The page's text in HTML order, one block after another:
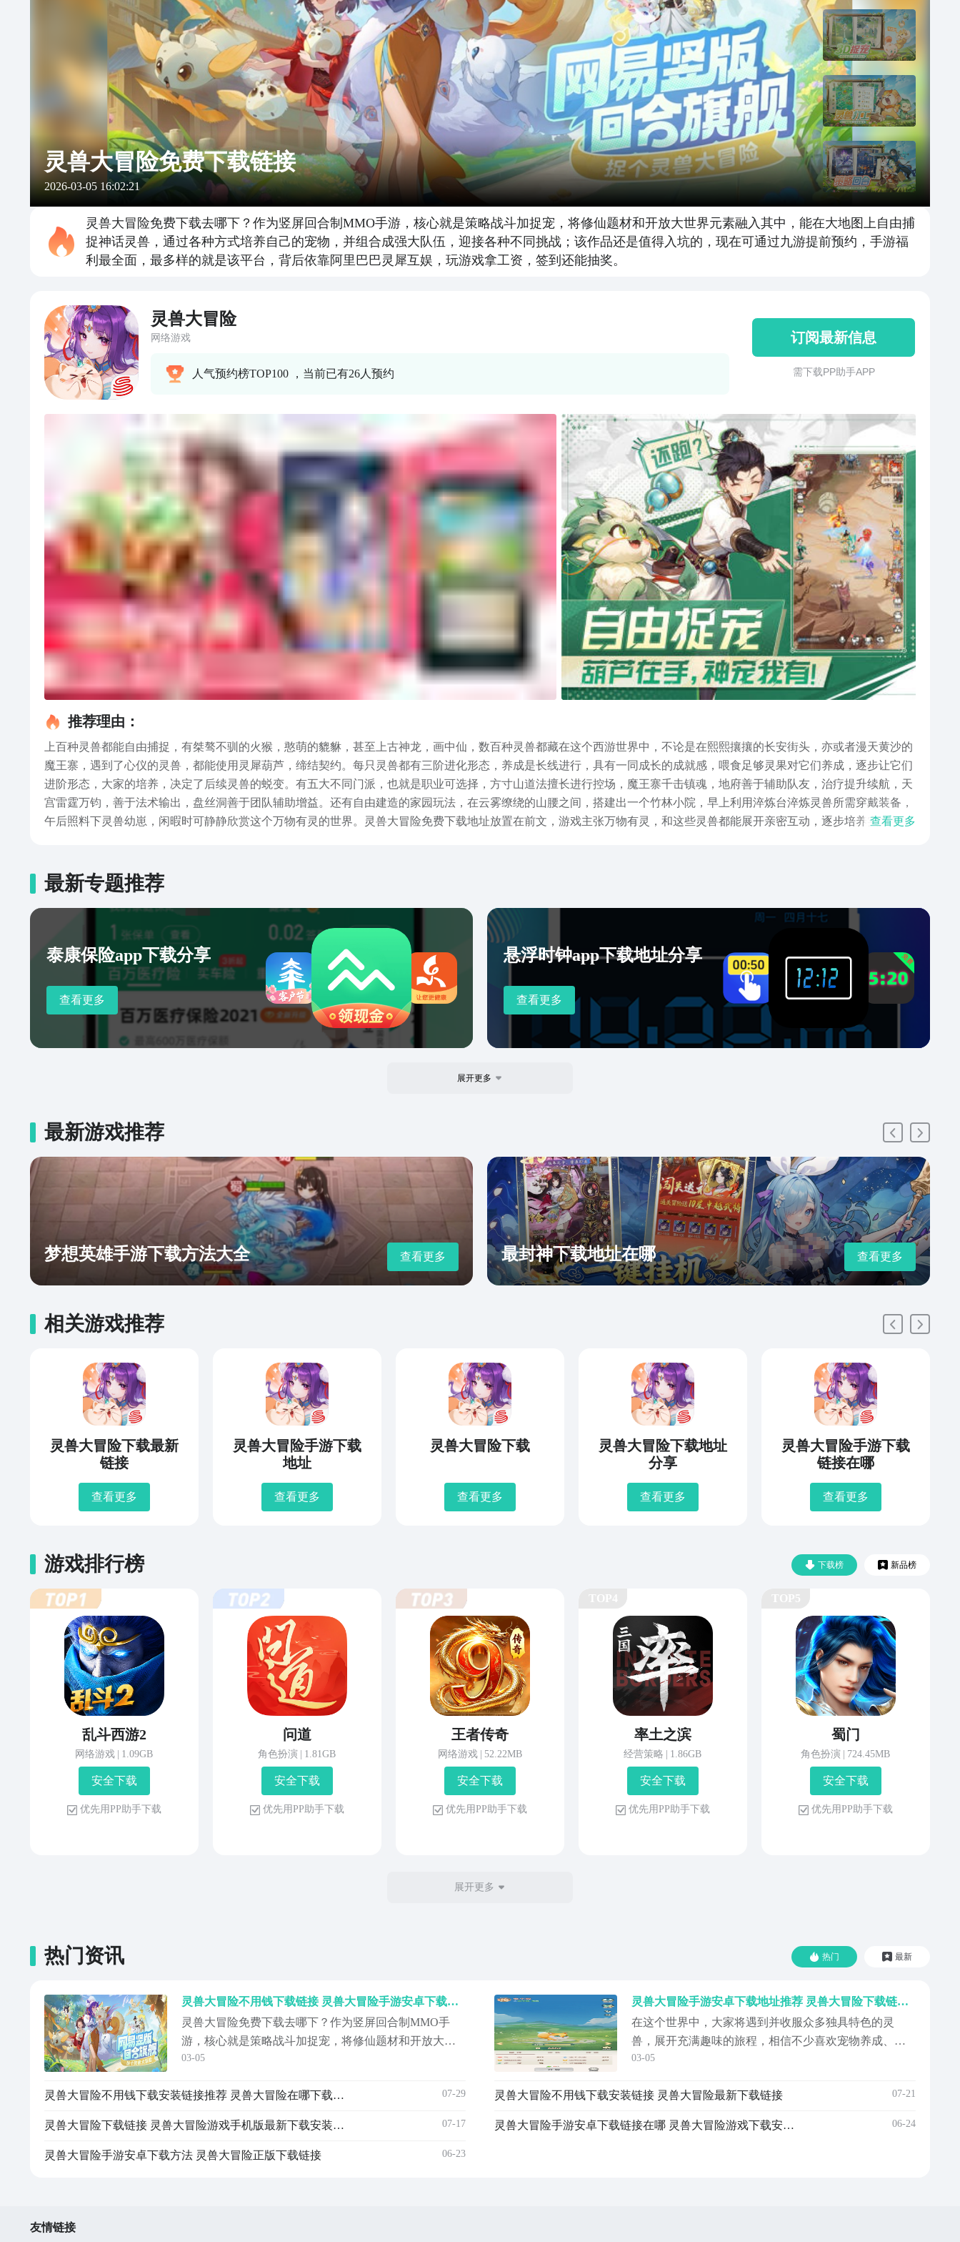
灵兽大冒险免费下载链接
2026-03-05 16:02:21
灵兽大冒险免费下载去哪下？作为竖屏回合制MMO手游，核心就是策略战斗加捉宠，将修仙题材和开放大世界元素融入其中，能在大地图上自由捕
捉神话灵兽，通过各种方式培养自己的宠物，并组合成强大队伍，迎接各种不同挑战；该作品还是值得入坑的，现在可通过九游提前预约，手游福
利最全面，最多样的就是该平台，背后依靠阿里巴巴灵犀互娱，玩游戏拿工资，签到还能抽奖。
灵兽大冒险
网络游戏
人气预约榜TOP100 ，当前已有26人预约
订阅最新信息
需 下 载 P P 助 手 A P P
推荐理由：
上百种灵兽都能自由捕捉，有桀骜不驯的火猴，憨萌的貔貅，甚至上古神龙，画中仙，数百种灵兽都藏在这个西游世界中，不论是在熙熙攘攘的长安街头，亦或者漫天黄沙的
魔王寨，遇到了心仪的灵兽，都能使用灵犀葫芦，缔结契约。每只灵兽都有三阶进化形态，养成是长线进行，具有一同成长的成就感，喂食足够灵果对它们养成，逐步让它们
进阶形态，大家的培养，决定了后续灵兽的蜕变。有五大不同门派，也就是职业可选择，方寸山道法擅长进行控场，魔王寨千击镇魂，地府善于辅助队友，治疗提升续航，天
宫雷霆万钧，善于法术输出，盘丝洞善于团队辅助增益。还有自由建造的家园玩法，在云雾缭绕的山腰之间，搭建出一个竹林小院，早上利用淬炼台淬炼灵兽所需穿戴装备，
午后照料下灵兽幼崽，闲暇时可静静欣赏这个万物有灵的世界。灵兽大冒险免费下载地址放置在前文，游戏主张万物有灵，和这些灵兽都能展开亲密互动，逐步培养实力与感
查看更多
最新专题推荐
泰康保险app下载分享
查看更多
悬浮时钟app下载地址分享
查看更多
展开更多
最新游戏推荐
梦想英雄手游下载方法大全 查看更多 最封神下载地址在哪 查看更多
相关游戏推荐
灵兽大冒险下载最新
链接
查看更多
灵兽大冒险手游下载
地址
查看更多
灵兽大冒险下载
查看更多
灵兽大冒险下载地址
分享
查看更多
灵兽大冒险手游下载
链接在哪
查看更多
下载榜 新品榜
游戏排行榜
乱斗西游2
网络游戏 1.09GB
安 全 下 载
优 先 用 P P 助 手 下 载
问道
角色扮演 1.81GB
安 全 下 载
优 先 用 P P 助 手 下 载
王者传奇
网络游戏 52.22MB
安 全 下 载
优 先 用 P P 助 手 下 载
率土之滨
经营策略 1.86GB
安 全 下 载
优 先 用 P P 助 手 下 载
蜀门
角色扮演 724.45MB
安 全 下 载
优 先 用 P P 助 手 下 载
展开更多
热门 最新
热门资讯
灵兽大冒险不用钱下载链接 灵兽大冒险手游安卓下载地址
灵兽大冒险免费下载去哪下？作为竖屏回合制MMO手
游，核心就是策略战斗加捉宠，将修仙题材和开放大世
界元素融入其中，能在大地图上自由捕捉神话灵兽，通
各种不同挑战；该作品还是值得入坑的，现在可通过九
背后依靠阿里...
03-05
灵兽大冒险不用钱下载安装链接推荐 灵兽大冒险在哪下载免费 07-29
灵兽大冒险下载链接 灵兽大冒险游戏手机版最新下载安装链接 07-17
灵兽大冒险手游安卓下载方法 灵兽大冒险正版下载链接 06-23
灵兽大冒险手游安卓下载地址推荐 灵兽大冒险下载链接指引
在这个世界中，大家将遇到并收服众多独具特色的灵
兽，展开充满趣味的旅程，相信不少喜欢宠物养成、冒
险的朋友都想要下载，那么下面就带来灵兽大冒险手游
第一名的APP九游中进行下载，九游是阿里巴巴灵犀互娱
里面还能享...
03-05
灵兽大冒险不用钱下载安装链接 灵兽大冒险最新下载链接 07-21
灵兽大冒险手游安卓下载链接在哪 灵兽大冒险游戏下载安装链接推荐 06-24
友情链接